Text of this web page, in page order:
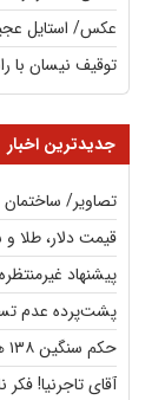
عکس/ استایل
توقیف نیسان با راننده ۱۲ساله در
جدیدترین اخبار
تصاویر/
قیمت دلار، طلا و سکه
پیشنهاد
پشت‌پرده عدم
حکم سنگین ۱۳۸ همتی علیه نهاد ریاست‌جمهوری!
آقای تاجرنیا!